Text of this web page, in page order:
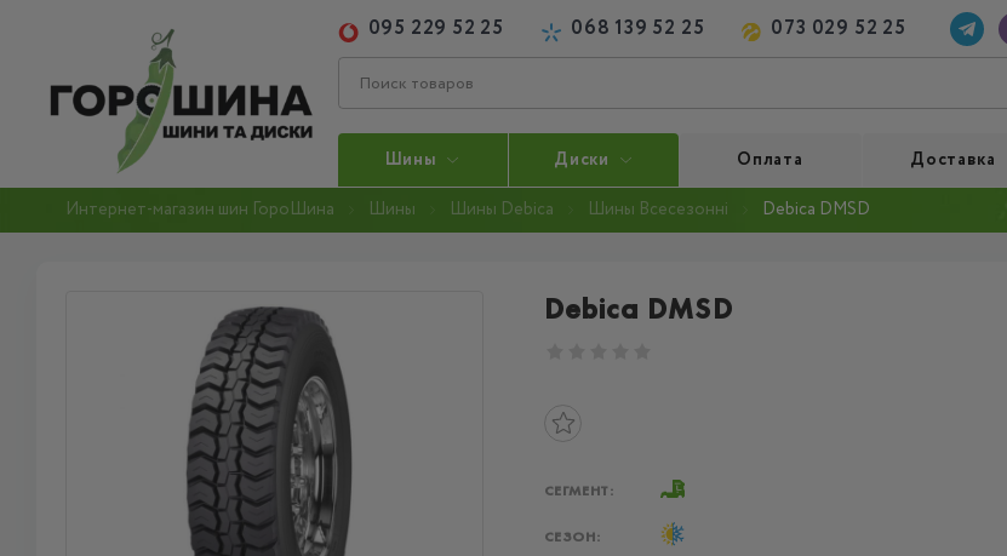
095 229 52 25 068 139 52 25 073 029 52 25
Шины Диски Оплата Доставка
Интернет-магазин шин ГороШина Шины Шины Debica Шины Всесезонні Debica DMSD
Debica DMSD
СЕГМЕНТ:
СЕЗОН: